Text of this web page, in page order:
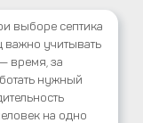
выборе септика
важно учитывать
время, за
нужный
на одно